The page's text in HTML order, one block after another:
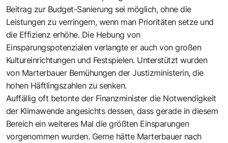
Beitrag zur Budget-Sanierung sei möglich, ohne die
Leistungen zu verringern, wenn man Prioritäten setze und
die Effizienz erhöhe. Die Hebung von
Einsparungspotenzialen verlangte er auch von großen
Kultureinrichtungen und Festspielen. Unterstützt wurden
von Marterbauer Bemühungen der Justizministerin, die
hohen Häftlingszahlen zu senken.
Auffällig oft betonte der Finanzminister die Notwendigkeit
der Klimawende angesichts dessen, dass gerade in diesem
Bereich ein weiteres Mal die größten Einsparungen
vorgenommen wurden. Gerne hätte Marterbauer nach